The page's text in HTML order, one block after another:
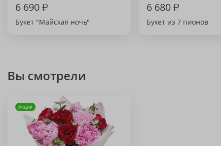
6 690₽
Букет "Майская ночь"
6 680₽
Букет из 7 пионов
Вы смотрели
Акция